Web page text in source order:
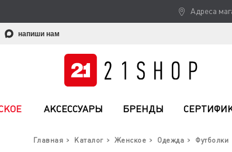
Адреса
напиши нам
АКСЕССУАРЫ БРЕНДЫ
Главная Каталог Женское Одежда Футболки